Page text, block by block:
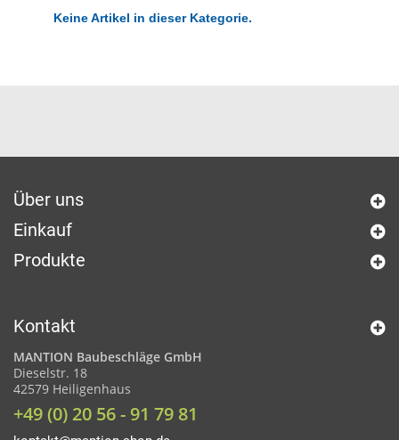
Keine Artikel in dieser Kategorie.
Über uns
Einkauf
Produkte
Kontakt
MANTION Baubeschläge GmbH
Dieselstr. 18
42579 Heiligenhaus
+49 (0) 20 56 - 91 79 81